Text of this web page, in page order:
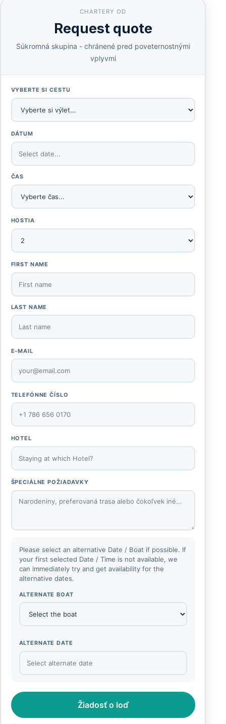
CHARTERY OD
Request quote
Súkromná skupina - chránené pred poveternostnými
vplyvmi
VYBERTE SI CESTU
DÁTUM
ČAS
HOSTIA
FIRST NAME
LAST NAME
E-MAIL
TELEFÓNNE ČÍSLO
HOTEL
ŠPECIÁLNE POŽIADAVKY
Please select an alternative Date / Boat if possible. If
your first selected Date / Time is not available, we
can immediately try and get availability for the
alternative dates.
ALTERNATE BOAT
ALTERNATE DATE
Žiadosť o loď